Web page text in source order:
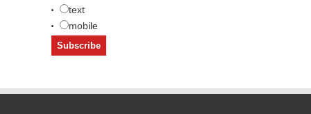
text
mobile